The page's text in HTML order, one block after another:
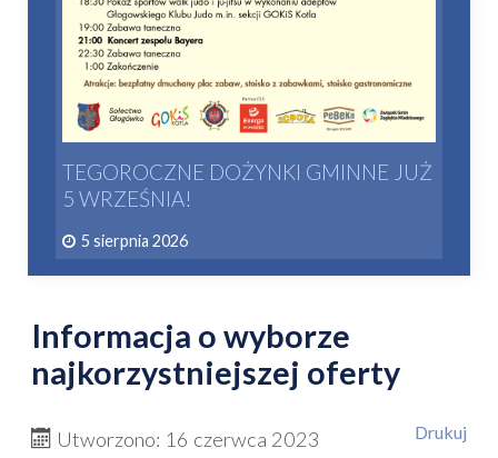
TEGOROCZNE DOŻYNKI GMINNE JUŻ
5 WRZEŚNIA!
5 sierpnia 2026
Informacja o wyborze
najkorzystniejszej oferty
Drukuj
Utworzono: 16 czerwca 2023